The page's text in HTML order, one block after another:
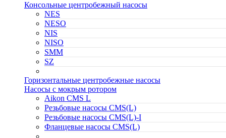
Консольные центробежный насосы
NES
NESO
NIS
NISO
SMM
SZ
Горизонтальные центробежные насосы
Насосы с мокрым ротором
Aikon CMS L
Резьбовые насосы CMS(L)
Резьбовые насосы CMS(L)-I
Фланцевые насосы CMS(L)